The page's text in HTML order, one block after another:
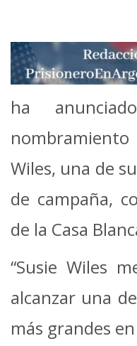
ha
nombramiento
Wiles, una de
de campaña,
de la Casa
“Susie Wiles
alcanzar una
más grandes